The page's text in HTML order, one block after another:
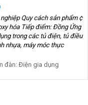
Quy cách sản phẩm ¢
hóa Tiếp điểm: Đồng Ứng
trong các tủ điện, tủ điều
nhựa, máy móc thực
đàn:Điện gia dụng